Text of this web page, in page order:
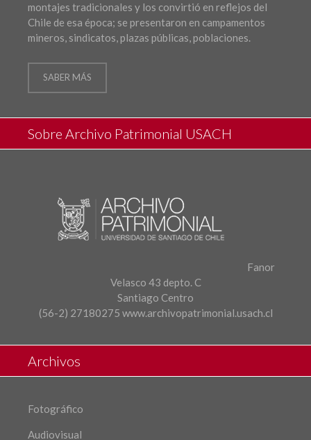
montajes tradicionales y los convirtió en reflejos del
Chile de esa época; se presentaron en campamentos
mineros, sindicatos, plazas públicas, poblaciones.
SABER MÁS
Sobre Archivo Patrimonial USACH
Fanor
Velasco 43 depto. C
Santiago Centro
(56-2) 27180275 www.archivopatrimonial.usach.cl
Archivos
Fotográfico
Audiovisual